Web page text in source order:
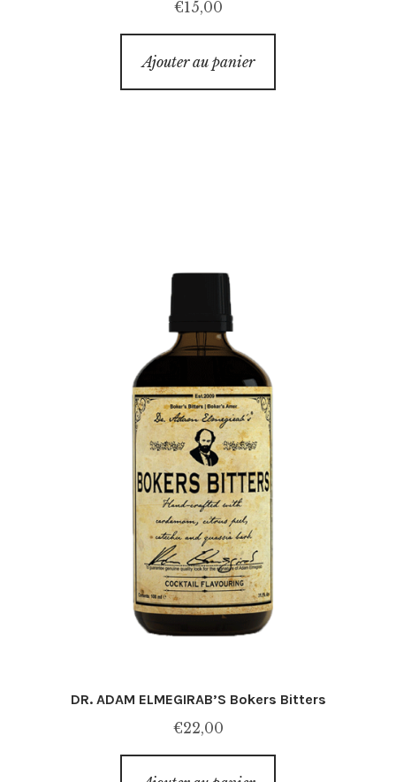
€15,00
Ajouter au panier
DR. ADAM ELMEGIRAB’S Bokers Bitters
€22,00